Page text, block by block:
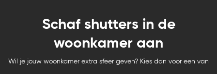
Schaf shutters in de
woonkamer aan
Wil je jouw woonkamer extra sfeer geven? Kies dan voor een van